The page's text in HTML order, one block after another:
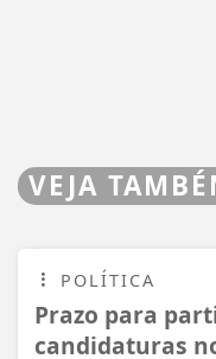
VEJA
POLÍTICA
Prazo para
candidaturas